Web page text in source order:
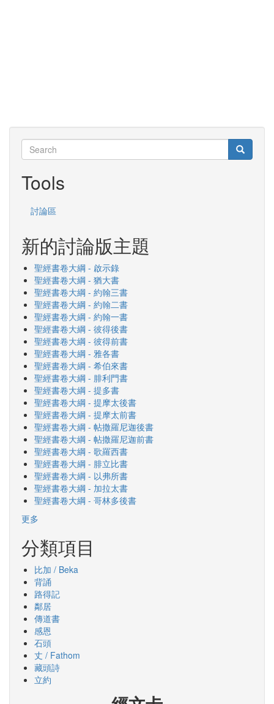
Search
Search Search
Tools
討論區
新的討論版主題
聖經書卷大綱 - 啟示錄
聖經書卷大綱 - 猶大書
聖經書卷大綱 - 約翰三書
聖經書卷大綱 - 約翰二書
聖經書卷大綱 - 約翰一書
聖經書卷大綱 - 彼得後書
聖經書卷大綱 - 彼得前書
聖經書卷大綱 - 雅各書
聖經書卷大綱 - 希伯來書
聖經書卷大綱 - 腓利門書
聖經書卷大綱 - 提多書
聖經書卷大綱 - 提摩太後書
聖經書卷大綱 - 提摩太前書
聖經書卷大綱 - 帖撒羅尼迦後書
聖經書卷大綱 - 帖撒羅尼迦前書
聖經書卷大綱 - 歌羅西書
聖經書卷大綱 - 腓立比書
聖經書卷大綱 - 以弗所書
聖經書卷大綱 - 加拉太書
聖經書卷大綱 - 哥林多後書
更多
分類項目
比加 / Beka
背誦
路得記
鄰居
傳道書
感恩
石頭
丈 / Fathom
藏頭詩
立約